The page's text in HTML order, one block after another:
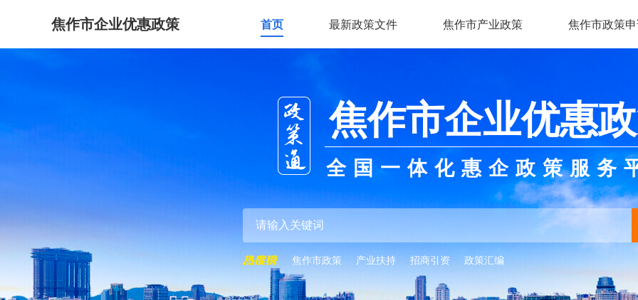
焦作市企业优惠政策 首页 最新政策文件 焦作市产业政策 焦作市政策
焦作市企业优惠
全国一体化惠企政策服务
焦作市政策 产业扶持 招商引资 政策汇编